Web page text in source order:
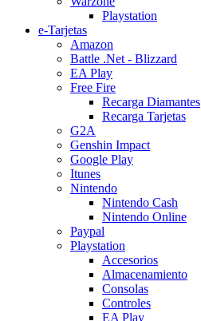
Playstation
e-Tarjetas
Amazon
Battle .Net - Blizzard
EA Play
Free Fire
Recarga Diamantes
Recarga Tarjetas
G2A
Genshin Impact
Google Play
Itunes
Nintendo
Nintendo Cash
Nintendo Online
Paypal
Playstation
Accesorios
Almacenamiento
Consolas
Controles
EA Play